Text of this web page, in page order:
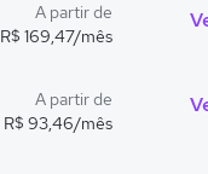
A partir de
R$ 169,47/mês
A partir de
R$ 93,46/mês